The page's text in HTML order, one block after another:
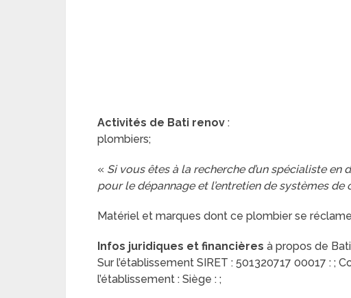
Activités de Bati renov :
plombiers;
« Si vous êtes à la recherche d’un spécialiste
pour le dépannage et l’entretien de systèmes
Matériel et marques dont ce plombier se
Infos juridiques et financières à propos de
Sur l’établissement SIRET : 501320717 00017 : ;
l’établissement : Siège : ;